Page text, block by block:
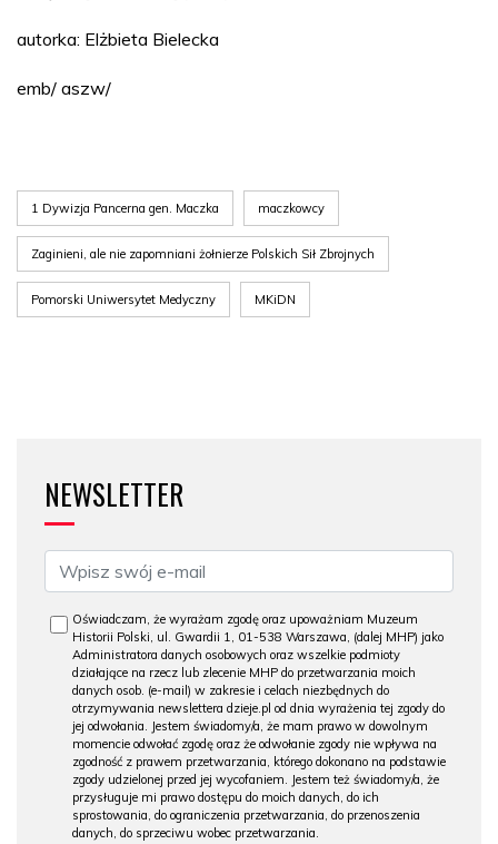
autorka: Elżbieta Bielecka
emb/ aszw/
1 Dywizja Pancerna gen. Maczka maczkowcy
Zaginieni, ale nie zapomniani żołnierze Polskich Sił Zbrojnych
Pomorski Uniwersytet Medyczny MKiDN
NEWSLETTER
Oświadczam, że wyrażam zgodę oraz upoważniam Muzeum
Historii Polski, ul. Gwardii 1, 01-538 Warszawa, (dalej MHP) jako
Administratora danych osobowych oraz wszelkie podmioty
działające na rzecz lub zlecenie MHP do przetwarzania moich
danych osob. (e-mail) w zakresie i celach niezbędnych do
otrzymywania newslettera dzieje.pl od dnia wyrażenia tej zgody do
jej odwołania. Jestem świadomy/a, że mam prawo w dowolnym
momencie odwołać zgodę oraz że odwołanie zgody nie wpływa na
zgodność z prawem przetwarzania, którego dokonano na podstawie
zgody udzielonej przed jej wycofaniem. Jestem też świadomy/a, że
przysługuje mi prawo dostępu do moich danych, do ich
sprostowania, do ograniczenia przetwarzania, do przenoszenia
danych, do sprzeciwu wobec przetwarzania.